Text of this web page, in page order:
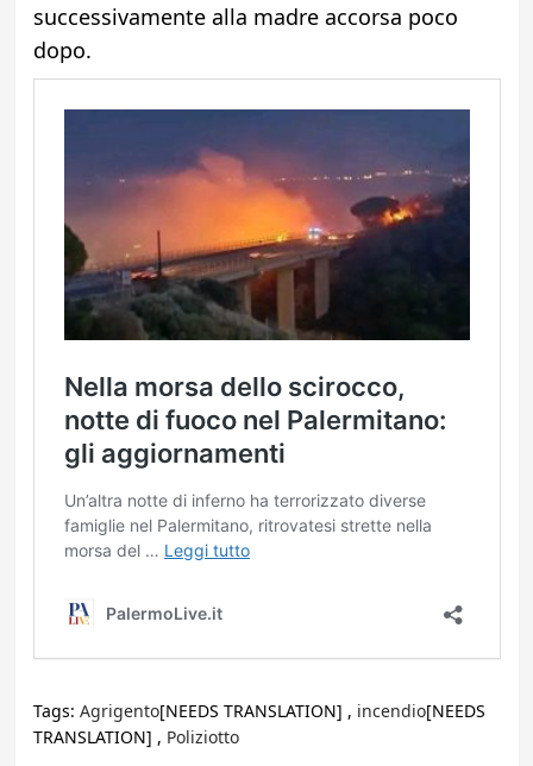
successivamente alla madre accorsa poco
dopo.
Tags: Agrigento[NEEDS TRANSLATION] , incendio[NEEDS
TRANSLATION] , Poliziotto